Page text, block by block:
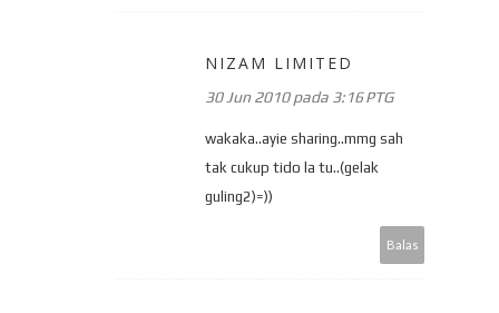
NIZAM LIMITED
30 Jun 2010 pada 3:16 PTG
wakaka..ayie sharing..mmg sah
tak cukup tido la tu..(gelak
guling2)=))
Balas